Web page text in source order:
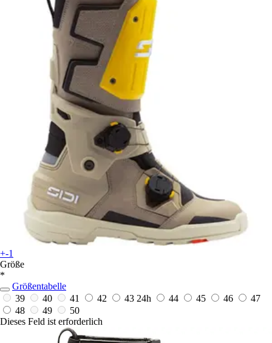
+-1
Größe
*
Größentabelle
39
40 41 42 43 24h 44 45 46
47
48
49
50
Dieses Feld ist erforderlich